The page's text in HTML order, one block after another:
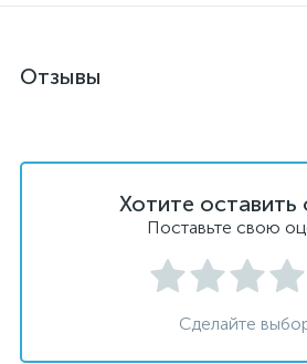
Отзывы
Хотите оставить
Поставьте свою
Сделайте